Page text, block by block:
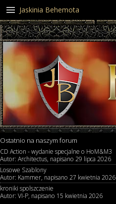
Ostatnio na naszym forum
CD Action - wydanie specjalne o HoM&M3
Autor: Architectus, napisano 29 lipca 2026
Losowe Szablony
Autor: Kammer, napisano 27 kwietnia 2026
kroniki spolszczenie
Autor: VI-P, napisano 15 kwietnia 2026
Jaskinia Behemota